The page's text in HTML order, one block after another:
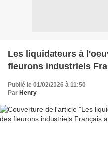
Les liquidateurs à
fleurons industriels
Publié le 01/02/2026 à 11:50
Par Henry